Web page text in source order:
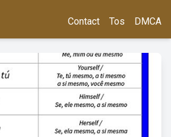
Contact Tos DMCA